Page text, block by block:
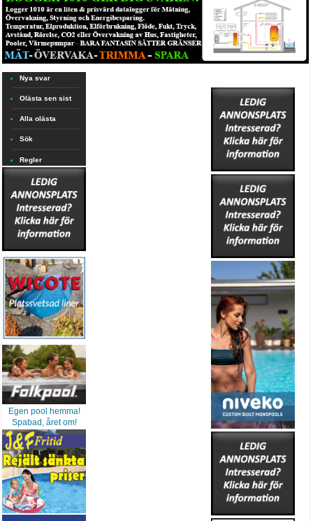
Nya svar
Olästa sen sist
Alla olästa
Sök
Regler
Egen pool hemma!
Spabad, året om!